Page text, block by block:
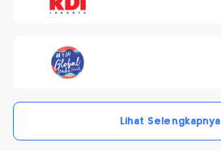
Lihat Selengkapnya